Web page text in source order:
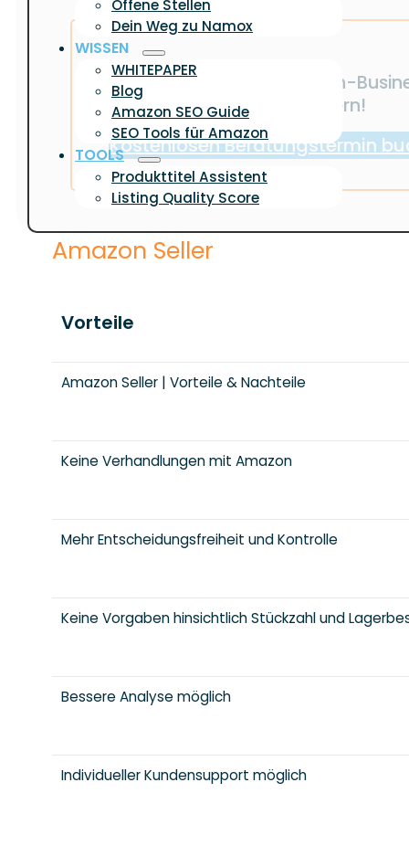
Offene Stellen
Dein Weg zu Namox
WISSEN
WHITEPAPER
Blog
Amazon SEO Guide
SEO Tools für Amazon
TOOLS
Produkttitel Assistent
Listing Quality Score
Du möchtest Dein Amazon-
Kein Problem, wir helfen gern!
Kostenlosen Beratungstermin
Amazon Seller
Vorteile
Amazon Seller | Vorteile & Nachteile
Keine Verhandlungen mit Amazon
Mehr Entscheidungsfreiheit und Kontrolle
Keine Vorgaben hinsichtlich Stückzahl und
Bessere Analyse möglich
Individueller Kundensupport möglich